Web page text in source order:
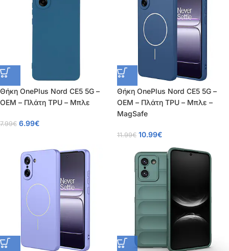
Θήκη OnePlus Nord CE5 5G –
OEM – Πλάτη TPU – Μπλε
7.99€ 6.99€
Θήκη OnePlus Nord CE5 5G –
OEM – Πλάτη TPU – Μπλε –
MagSafe
11.99€ 10.99€